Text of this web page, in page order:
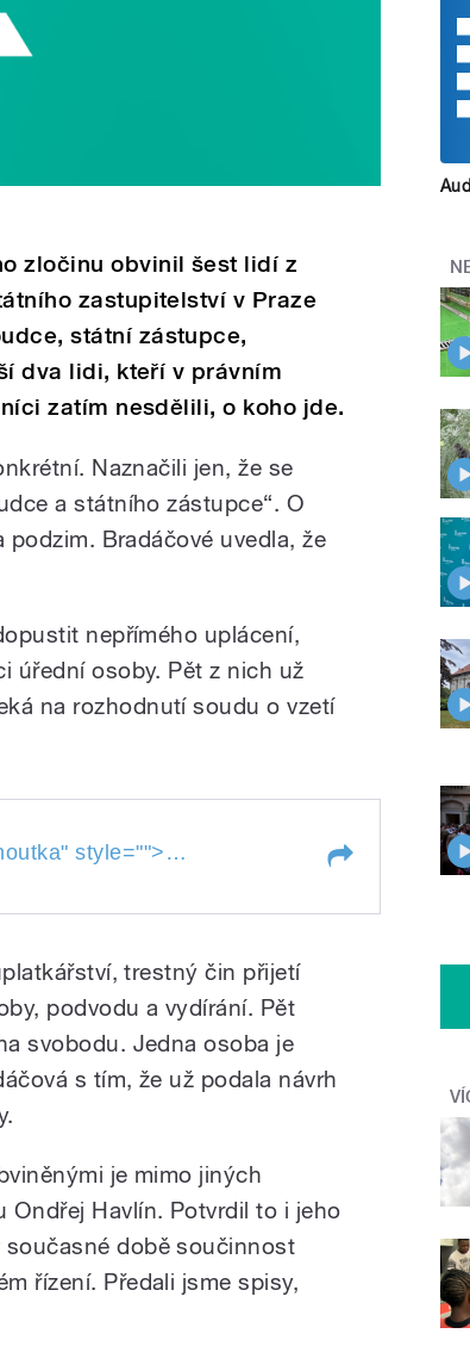
zločinu obvinil šest lidí z
zastupitelství v Praze
státní zástupce,
dva lidi, kteří v právním
zatím nesdělili, o koho jde.
Naznačili jen, že se
a státního zástupce“. O
Bradáčové uvedla, že
nepřímého uplácení,
úřední osoby. Pět z nich už
na rozhodnutí soudu o vzetí
" style=""> Kauzu sleduje redaktor Petr
trestný čin přijetí
podvodu a vydírání. Pět
svobodu. Jedna osoba je
s tím, že už podala návrh
je mimo jiných
Ondřej Havlín. Potvrdil to i jeho
současné době součinnost
řízení. Předali jsme spisy,